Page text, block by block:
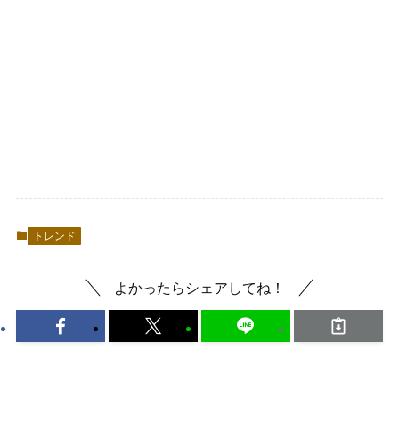
トレンド
よかったらシェアしてね！